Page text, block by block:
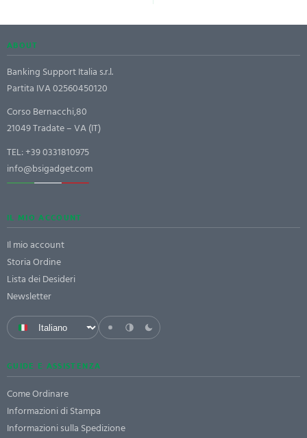
ABOUT
Banking Support Italia s.r.l.
Partita IVA 02560450120
Corso Bernacchi,80
21049 Tradate – VA (IT)
TEL:+39 0331810975
info@bsigadget.com
IL MIO ACCOUNT
Il mio account
Storia Ordine
Lista dei Desideri
Newsletter
GUIDE E ASSISTENZA
Come Ordinare
Informazioni di Stampa
Informazioni sulla Spedizione